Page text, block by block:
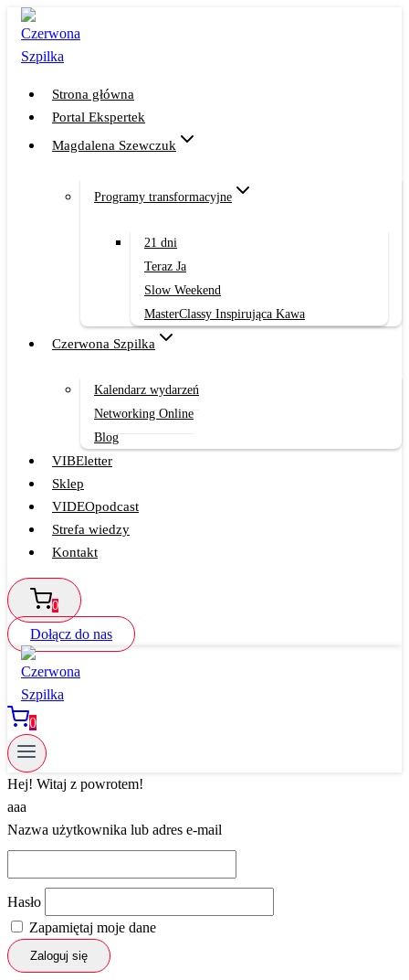
Przejdź
treści
Strona główna
Portal Ekspertek
Magdalena Szewczuk
Programy transformacyjne
21 dni
Teraz Ja
Slow Weekend
MasterClassy Inspirująca Kawa
Czerwona Szpilka
Kalendarz wydarzeń
Networking Online
Blog
VIBEletter
Sklep
VIDEOpodcast
Strefa wiedzy
Kontakt
0
Dołącz do nas
0
Hej! Witaj z powrotem!
aaa
Nazwa użytkownika lub adres e-mail
Hasło
Zapamiętaj moje dane
Zaloguj się